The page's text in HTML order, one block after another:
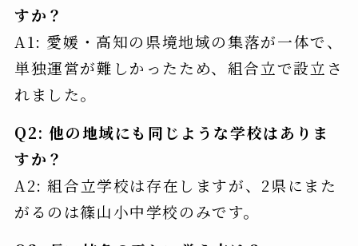
すか？
A1: 愛媛・高知の県境地域の集落が一体で、
単独運営が難しかったため、組合立で設立さ
れました。
Q2: 他の地域にも同じような学校はありま
すか？
A2: 組合立学校は存在しますが、2県にまた
がるのは篠山小中学校のみです。